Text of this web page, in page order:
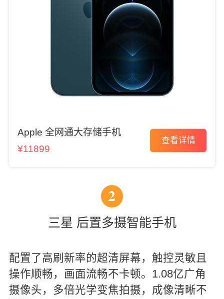
Apple 全网通大存储手机
¥11899
查看详情
2
三星 后置多摄智能手机
配置了高刷新率的超清屏幕，触控灵敏且
操作顺畅，画面流畅不卡顿。1.08亿广角
摄像头，多倍光学变焦拍摄，成像清晰不